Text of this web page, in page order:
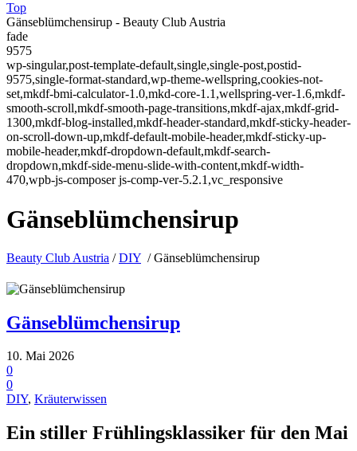
Top
Gänseblümchensirup - Beauty Club Austria
fade
9575
wp-singular,post-template-default,single,single-post,postid-
9575,single-format-standard,wp-theme-wellspring,cookies-not-
set,mkdf-bmi-calculator-1.0,mkd-core-1.1,wellspring-ver-1.6,mkdf-
smooth-scroll,mkdf-smooth-page-transitions,mkdf-ajax,mkdf-grid-
1300,mkdf-blog-installed,mkdf-header-standard,mkdf-sticky-header-
on-scroll-down-up,mkdf-default-mobile-header,mkdf-sticky-up-
mobile-header,mkdf-dropdown-default,mkdf-search-
dropdown,mkdf-side-menu-slide-with-content,mkdf-width-
470,wpb-js-composer js-comp-ver-5.2.1,vc_responsive
Gänseblümchensirup
Beauty Club Austria /DIY /Gänseblümchensirup
Gänseblümchensirup
10. Mai 2026
0
0
DIY, Kräuterwissen
Ein stiller Frühlingsklassiker für den Mai